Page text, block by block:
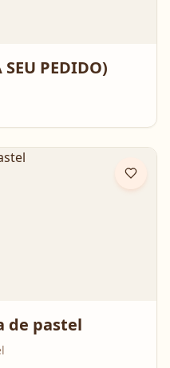
SEU PEDIDO)
de pastel